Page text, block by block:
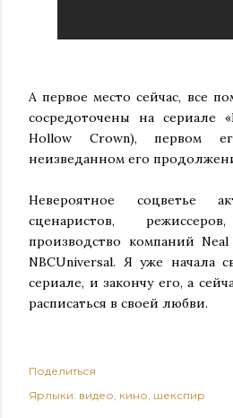
А первое место сейчас, все
сосредоточены на сериале
Hollow Crown), первом
неизведанном его
Невероятное соцветье
сценаристов,
производство компаний
NBCUniversal. Я уже начала
сериале, и закончу его, а
расписаться в своей любви.
Поделиться
Ярлыки: видео кино шекспир